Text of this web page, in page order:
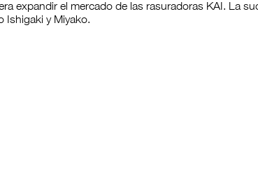
expandir el mercado de las rasuradoras KAI. La
Ishigaki y Miyako.